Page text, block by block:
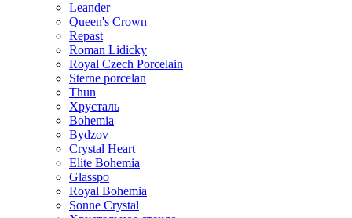
Leander
Queen's Crown
Repast
Roman Lidicky
Royal Czech Porcelain
Sterne porcelan
Thun
Хрусталь
Bohemia
Bydzov
Crystal Heart
Elite Bohemia
Glasspo
Royal Bohemia
Sonne Crystal